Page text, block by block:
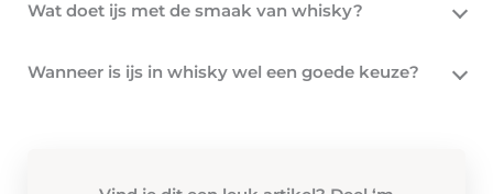
Wat doet ijs met de smaak van whisky?
Wanneer is ijs in whisky wel een goede keuze?